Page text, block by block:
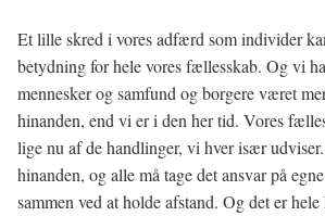
Et lille skred i vores adfærd som individer
betydning for hele vores fællesskab. Og vi
mennesker og samfund og borgere været
hinanden, end vi er i den her tid. Vores
lige nu af de handlinger, vi hver især
hinanden, og alle må tage det ansvar på
sammen ved at holde afstand. Og det er